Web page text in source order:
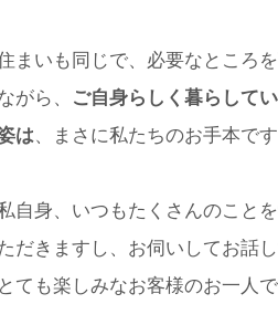
まいも同じで、必要なところ
がら、
ご自身らしく暮らして
は、まさに私たちのお手本です
自身、いつもたくさんのこと
だきますし、お伺いしてお話
とても楽しみなお客様のお一人で